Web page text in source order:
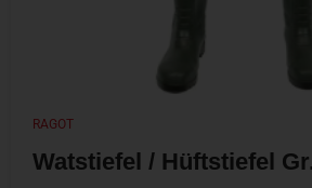
RAGOT
Watstiefel / Hüftstiefel